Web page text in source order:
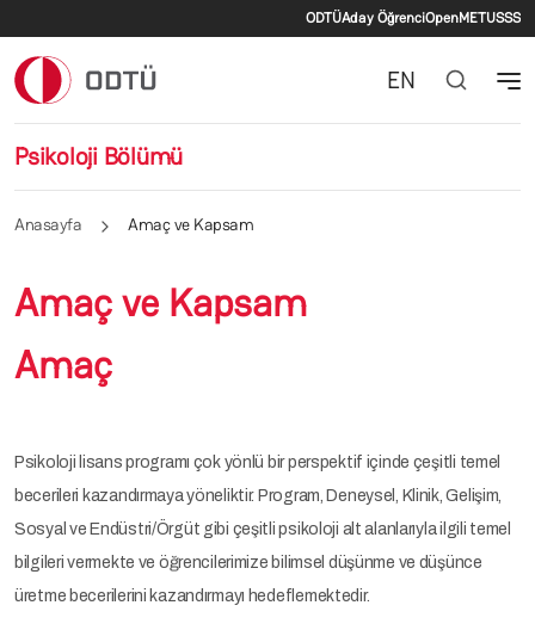
İkincil menü
ODTÜAday ÖğrenciOpenMETUSSS
Psikoloji Bölümü
EN
Anasayfa Amaç ve Kapsam
Amaç ve Kapsam
Amaç
Psikoloji lisans programı çok yönlü bir perspektif içinde çeşitli temel
becerileri kazandırmaya yöneliktir. Program, Deneysel, Klinik, Gelişim,
Sosyal ve Endüstri/Örgüt gibi çeşitli psikoloji alt alanlarıyla ilgili temel
bilgileri vermekte ve öğrencilerimize bilimsel düşünme ve düşünce
üretme becerilerini kazandırmayı hedeflemektedir.